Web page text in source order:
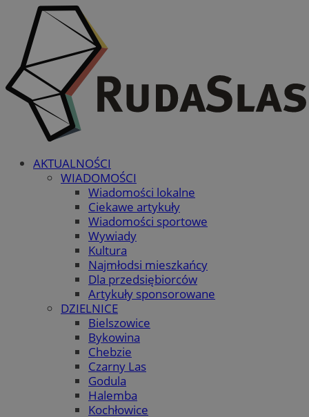
AKTUALNOŚCI
WIADOMOŚCI
Wiadomości lokalne
Ciekawe artykuły
Wiadomości sportowe
Wywiady
Kultura
Najmłodsi mieszkańcy
Dla przedsiębiorców
Artykuły sponsorowane
DZIELNICE
Bielszowice
Bykowina
Chebzie
Czarny Las
Godula
Halemba
Kochłowice